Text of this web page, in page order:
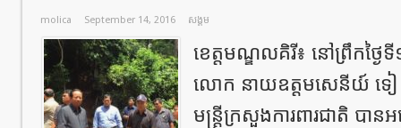
molica September 14, 2016 សង្គម
ខេត្តមណ្ឌលគិរី៖ នៅព្រឹកថ្ងៃ
លោក នាយឧត្តមសេនីយ៍ ទៀ ប
មន្ត្រីក្រសួងការពារជាតិ បា